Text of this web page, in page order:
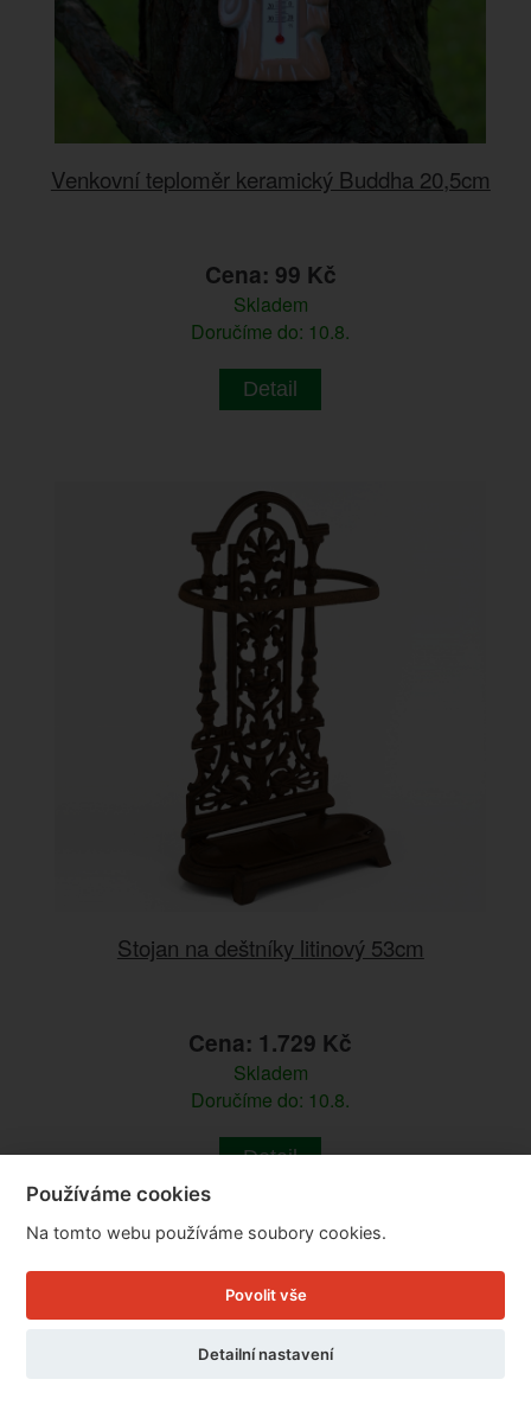
Venkovní teploměr keramický Buddha 20,5cm
Cena: 99 Kč
Skladem
Doručíme do: 10.8.
Detail
Stojan na deštníky litinový 53cm
Cena: 1.729 Kč
Skladem
Doručíme do: 10.8.
Detail
Používáme cookies
Na tomto webu používáme soubory cookies.
Povolit vše
Detailní nastavení